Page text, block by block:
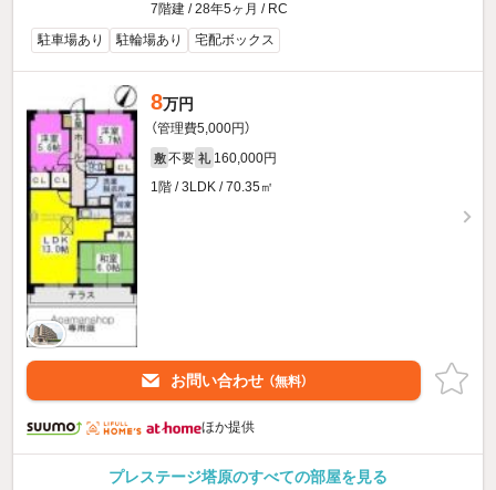
7階建 / 28年5ヶ月 / RC
駐車場あり
駐輪場あり 宅配ボックス
8万円
（管理費5,000円）
敷 不要 礼 160,000円
1階 / 3LDK / 70.35㎡
お問い合わせ （無料）
ほか提供
プレステージ塔原のすべての部屋を見る